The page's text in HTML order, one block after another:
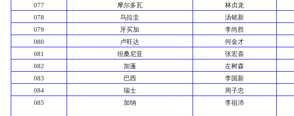
077
摩尔多瓦 林贞龙
078
乌拉圭 汤铭新
079
牙买加 李尚胜
080
卢旺达 何金才
081
坦桑尼亚 张宏喜
082
加蓬 左树森
083
巴西 李国新
084
瑞士 周子忠
085
加纳 李祖沛